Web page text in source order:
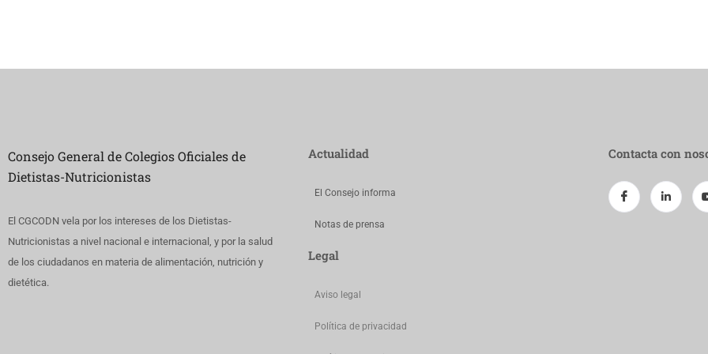
Consejo General de Colegios Oficiales de
Dietistas-Nutricionistas
El CGCODN vela por los intereses de los Dietistas-
Nutricionistas a nivel nacional e internacional, y por la salud
de los ciudadanos en materia de alimentación, nutrición y
dietética.
Actualidad
El Consejo informa
Notas de prensa
Legal
Aviso legal
Política de privacidad
Contacta con